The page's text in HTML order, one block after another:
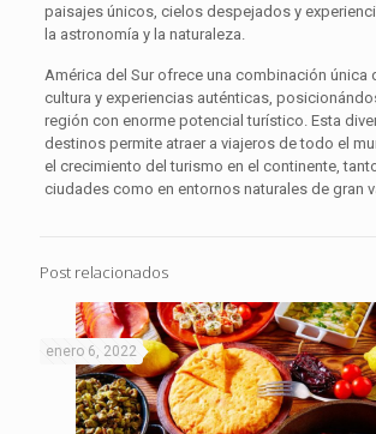
paisajes únicos, cielos despejados y
la astronomía y la naturaleza.
América del Sur ofrece una combinación única
cultura y experiencias auténticas,
región con enorme potencial turístico. Esta
destinos permite atraer a viajeros de todo el
el crecimiento del turismo en el continente,
ciudades como en entornos naturales de gran
Post relacionados
enero 6, 2022